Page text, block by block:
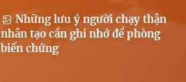
Những lưu ý người chạy thận
nhân tạo cần ghi nhớ để phòng
biến chứng